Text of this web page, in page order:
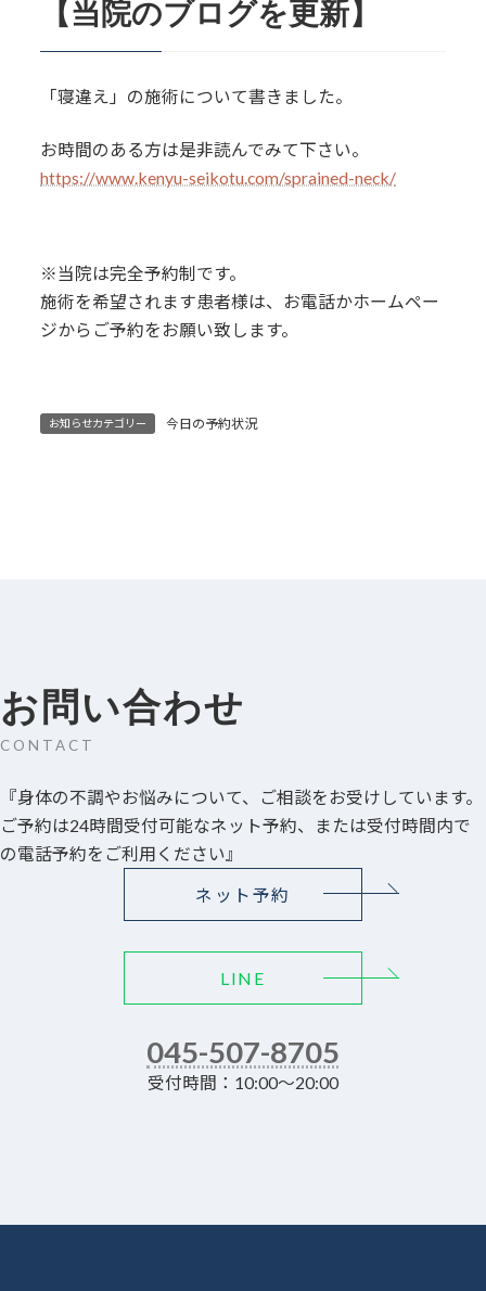
【当院のブログを更新】
「寝違え」の施術について書きました。
お時間のある方は是非読んでみて下さい。
https://www.kenyu-seikotu.com/sprained-neck/
※当院は完全予約制です。
施術を希望されます患者様は、お電話かホームペー
ジからご予約をお願い致します。
お知らせカテゴリー 今日の予約状況
お問い合わせ
CONTACT
『身体の不調やお悩みについて、ご相談をお受けしています。
ご予約は24時間受付可能なネット予約、または受付時間内で
の電話予約をご利用ください』
ネット予約
LINE
045-507-8705
受付時間：10:00～20:00